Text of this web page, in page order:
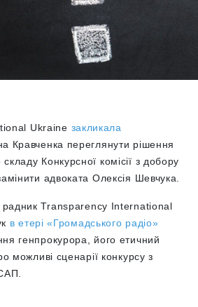
Ukraine закликала
Кравченка переглянути рішення
Конкурсної комісії з добору
адвоката Олексія Шевчука.
Transparency International
в етері «Громадського радіо»
генпрокурора, його етичний
можливі сценарії конкурсу з